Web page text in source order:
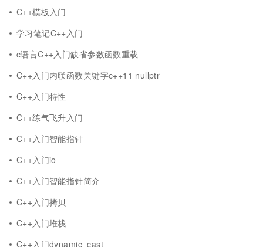
C++模板入门
学习笔记C++入门
c语言C++入门缺省参数函数重载
C++入门内联函数关键字c++11 nullptr
C++入门特性
C++练气飞升入门
C++入门智能指针
C++入门io
C++入门智能指针简介
C++入门拷贝
C++入门堆栈
C++入门dynamic_cast